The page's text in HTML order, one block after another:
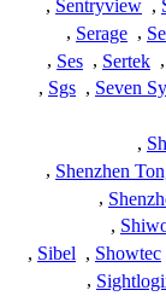
,
Sentryview
,
,
Serage
,
,
Sertek
,
Ses
,
Seven
,
Sgs
,
,
Shenzhen
,
,
,
Showtec
,
Sibel
,
,